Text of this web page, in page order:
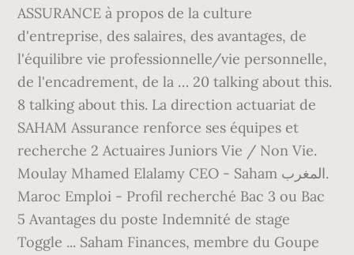
ASSURANCE à propos de la culture
d'entreprise, des salaires, des avantages, de
l'équilibre vie professionnelle/vie personnelle,
de l'encadrement, de la … 20 talking about this.
8 talking about this. La direction actuariat de
SAHAM Assurance renforce ses équipes et
recherche 2 Actuaires Juniors Vie / Non Vie.
Moulay Mhamed Elalamy CEO - Saham المغرب.
Maroc Emploi - Profil recherché Bac 3 ou Bac
5 Avantages du poste Indemnité de stage
Toggle ... Saham Finances, membre du Goupe